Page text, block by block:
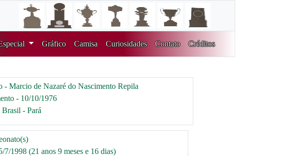
Gráfico Camisa Curiosidades Contato Créditos
- Marcio de Nazaré do Nascimento Repila
- 10/10/1976
- Pará
1998 (21 anos 9 meses e 16 dias)